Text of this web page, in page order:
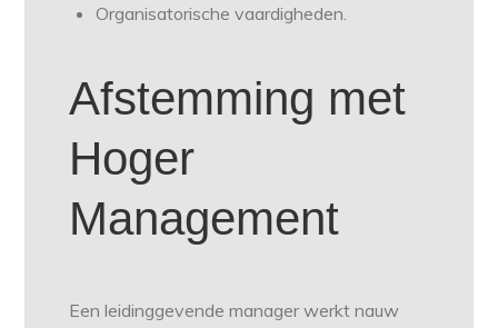
Organisatorische vaardigheden.
Afstemming met
Hoger
Management
Een leidinggevende manager werkt nauw